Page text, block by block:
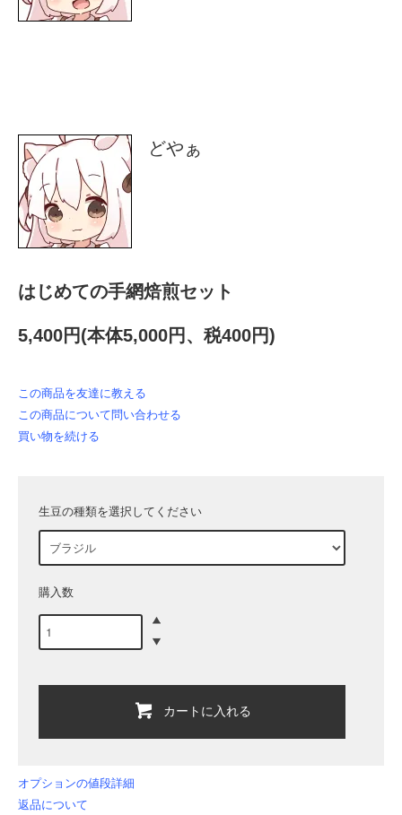
どやぁ
はじめての手網焙煎セット
5,400円(本体5,000円、税400円)
この商品を友達に教える
この商品について問い合わせる
買い物を続ける
生豆の種類を選択してください
購入数
カートに入れる
オプションの値段詳細
返品について